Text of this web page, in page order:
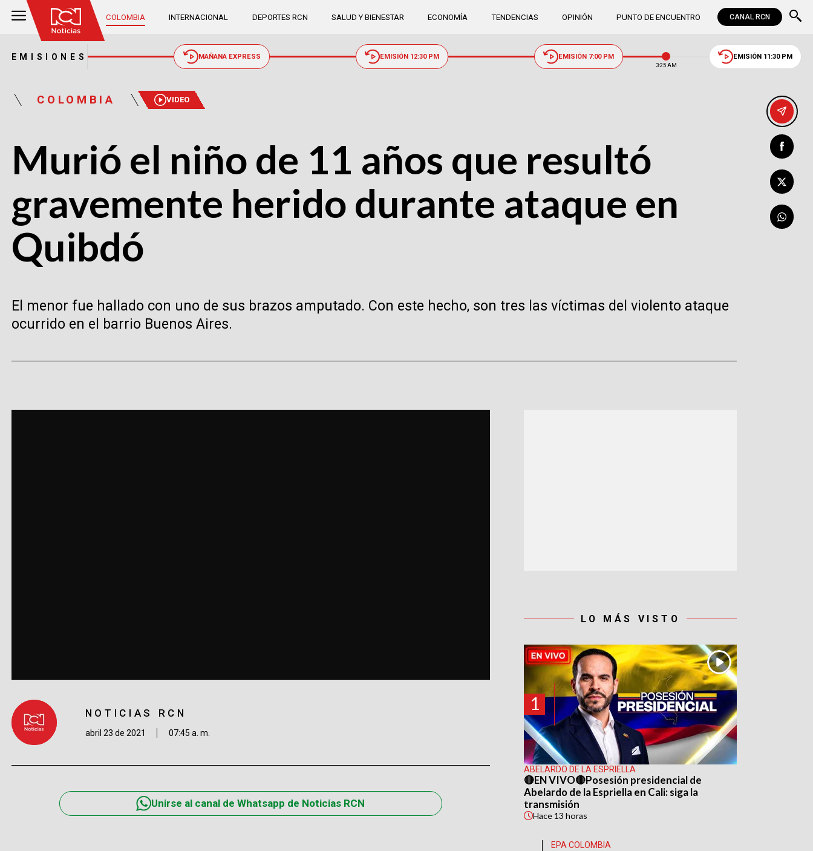
COLOMBIA INTERNACIONAL DEPORTES RCN SALUD Y BIENESTAR ECONOMÍA TENDENCIAS OPINIÓN PUNTO DE ENCUENTRO CANAL RCN
EMISIONES MAÑANA EXPRESS EMISIÓN 12:30 PM EMISIÓN 7:00 PM
3:26 AM
EMISIÓN 11:30 PM
COLOMBIA VIDEO
Murió el niño de 11 años que resultó
gravemente herido durante ataque en
Quibdó
El menor fue hallado con uno de sus brazos amputado. Con este hecho, son tres las víctimas del violento ataque
ocurrido en el barrio Buenos Aires.
NOTICIAS RCN
abril 23 de 2021 07:45 a. m.
Unirse al canal de Whatsapp de Noticias RCN
LO MÁS VISTO
1
ABELARDO DE LA ESPRIELLA
🔴EN VIVO🔴Posesión presidencial de
Abelardo de la Espriella en Cali: siga la
transmisión
Hace 13 horas
EPA COLOMBIA